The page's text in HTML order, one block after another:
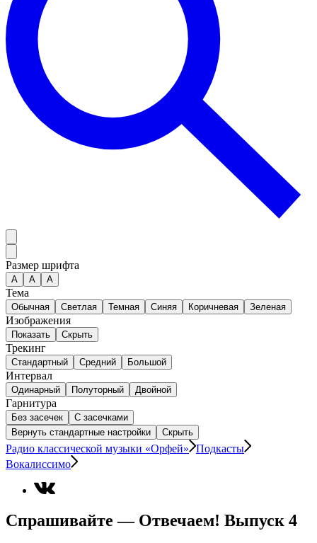
Размер шрифта
А A A
Тема
Обычная Светлая Темная Синяя Коричневая Зеленая
Изображения
Показать Скрыть
Трекинг
Стандартный Средний Большой
Интервал
Одинарный Полуторный Двойной
Гарнитура
Без засечек
С засечками
Вернуть стандартные настройки
Скрыть
Радио классической музыки «Орфей»
Подкасты
Вокалиссимо
Спрашивайте — Отвечаем! Выпуск 4